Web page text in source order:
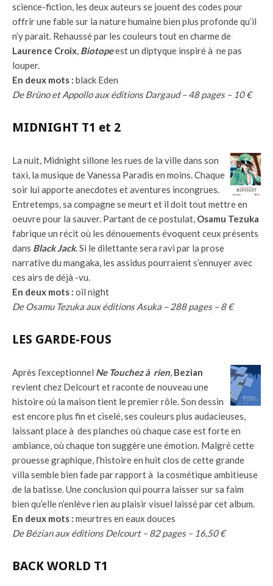
science-fiction, les deux auteurs se jouent des codes pour
offrir une fable sur la nature humaine bien plus profonde qu’il
n’y parait. Rehaussé par les couleurs tout en charme de
Laurence Croix, Biotopeest un diptyque inspiré à ne pas
louper.
En deux mots : black Eden
De Brüno et Appollo aux éditions Dargaud – 48 pages – 10 €
MIDNIGHT T1 et 2
La nuit, Midnight sillone les rues de la ville dans son
taxi, la musique de Vanessa Paradis en moins. Chaque
soir lui apporte anecdotes et aventures incongrues.
Entretemps, sa compagne se meurt et il doit tout mettre en
oeuvre pour la sauver. Partant de ce postulat, Osamu Tezuka
fabrique un récit où les dénouements évoquent ceux présents
dans Black Jack. Si le dilettante sera ravi par la prose
narrative du mangaka, les assidus pourraient s’ennuyer avec
ces airs de déjà -vu.
En deux mots : oil night
De Osamu Tezuka aux éditions Asuka – 288 pages – 8 €
LES GARDE-FOUS
Après l’exceptionnel Ne Touchez à rien, Bezian
revient chez Delcourt et raconte de nouveau une
histoire où la maison tient le premier rôle. Son dessin
est encore plus fin et ciselé, ses couleurs plus audacieuses,
laissant place à des planches où chaque case est forte en
ambiance, où chaque ton suggère une émotion. Malgré cette
prouesse graphique, l’histoire en huit clos de cette grande
villa semble bien fade par rapport à la cosmétique ambitieuse
de la batisse. Une conclusion qui pourra laisser sur sa faim
bien qu’elle n’enlève rien au plaisir visuel laissé par cet album.
En deux mots : meurtres en eaux douces
De Bézian aux éditions Delcourt – 82 pages – 16,50 €
BACK WORLD T1